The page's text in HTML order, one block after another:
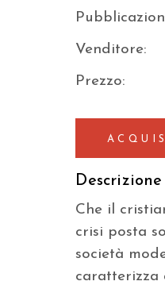
Venditore:
Prezzo:
Descrizione
Che il
crisi posta
società
caratterizza